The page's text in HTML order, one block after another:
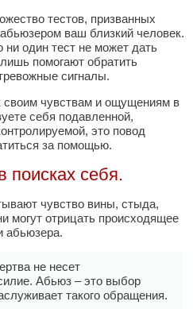
тестов, призванных
ваш близкий человек.
один тест не может дать
помогают обратить
сигналы.
своим чувствам и ощущениям в
себя подавленной,
это повод
за помощью.
поисках себя.
чувство вины, стыда,
могут отрицать происходящее
абьюзера.
не несет
Абьюз – это выбор
такого обращения.